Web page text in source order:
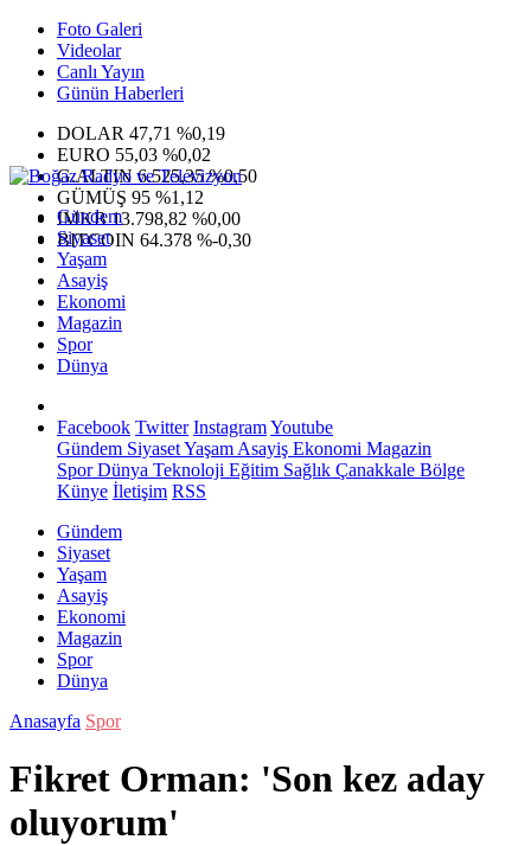
Foto Galeri
Videolar
Canlı Yayın
Günün Haberleri
DOLAR 47,71 %0,19
EURO 55,03 %0,02
G.ALTIN6.525,35 %0,50
GÜMÜŞ 95 %1,12
IMKB13.798,82 %0,00
BITCOIN 64.378 %-0,30
Gündem
Siyaset
Yaşam
Asayiş
Ekonomi
Magazin
Spor
Dünya
Facebook Twitter InstagramYoutube
Gündem SiyasetYaşam Asayiş Ekonomi Magazin
SporDünya Teknoloji Eğitim Sağlık Çanakkale Bölge
Künye İletişim RSS
Gündem
Siyaset
Yaşam
Asayiş
Ekonomi
Magazin
Spor
Dünya
Anasayfa Spor
Fikret Orman: 'Son kez aday
oluyorum'